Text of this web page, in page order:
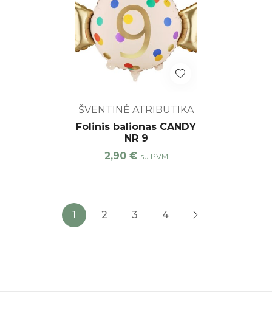
ŠVENTINĖ ATRIBUTIKA
Folinis balionas CANDY
NR 9
2,90 € su PVM
1 2 3 4